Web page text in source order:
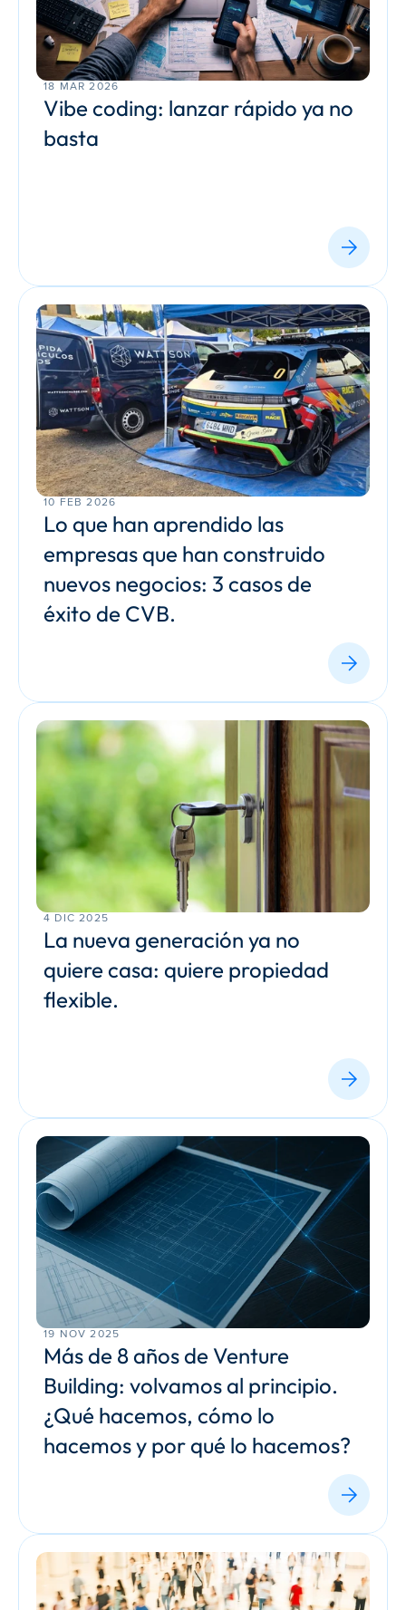
18 MAR 2026
Vibe coding: lanzar rápido ya no
basta
10 FEB 2026
Lo que han aprendido las
empresas que han construido
nuevos negocios: 3 casos de
éxito de CVB.
4 DIC 2025
La nueva generación ya no
quiere casa: quiere propiedad
flexible.
19 NOV 2025
Más de 8 años de Venture
Building: volvamos al principio.
¿Qué hacemos, cómo lo
hacemos y por qué lo hacemos?